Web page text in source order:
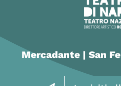
Mercadante | San